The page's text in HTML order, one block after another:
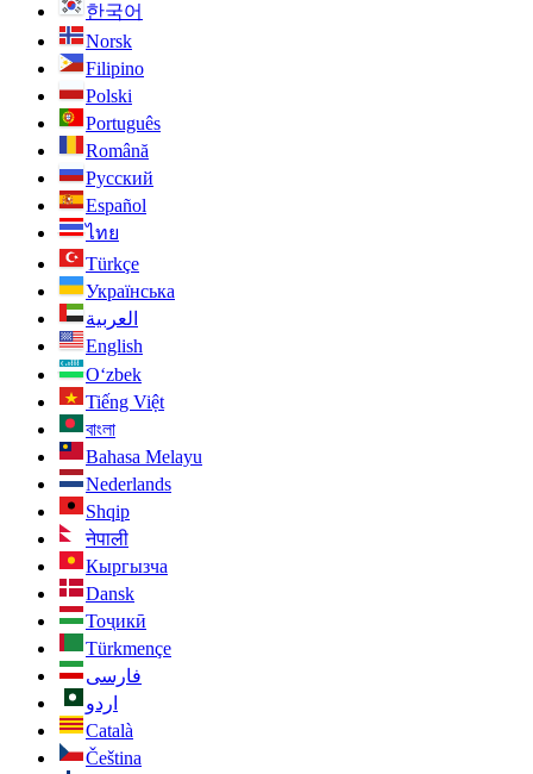
한국어
Norsk
Filipino
Polski
Português
Română
Русский
Español
ไทย
Türkçe
Українська
العربية
English
O‘zbek
Tiếng Việt
বাংলা
Bahasa Melayu
Nederlands
Shqip
नेपाली
Кыргызча
Dansk
Тоҷикӣ
Türkmençe
فارسی
اردو
Català
Čeština